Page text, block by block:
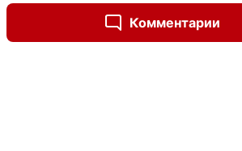
Комментарии